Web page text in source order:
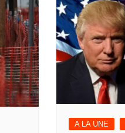
A LA UNE